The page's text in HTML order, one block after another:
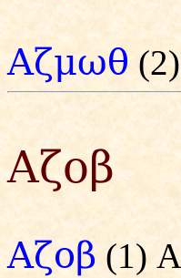
Αζμωθ
Αζοβ
Αζοβ (1)